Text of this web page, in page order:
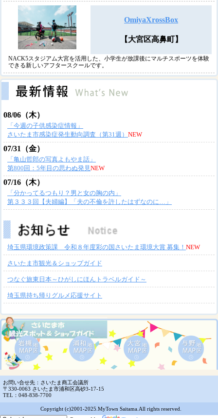
OmiyaXrossBox
【大宮区高鼻町】
NACK5スタジアム大宮を活用した、小学生が放課後にマルチスポーツを体験
できる新しいアフタースクールです。
08/06（木）
「今週の子供感染症情報」
さいたま市感染症発生動向調査（第31週） NEW
07/31（金）
「亀山哲郎の写真よもやま話」
第800回：5年目の思わぬ発見 NEW
07/16（木）
「分かってるつもり？男と女の胸の内」
第３３３回【夫婦編】「夫の不倫を許したはずなのに…」
埼玉県環境政策課 令和８年度彩の国さいたま環境大賞 募集！ NEW
さいたま市観光＆ショップガイド
つなぐ旅東日本～ひがしにほんトラベルガイド～
埼玉県持ち帰りグルメ応援サイト
お問い合せ先：さいたま商工会議所
〒330-0063 さいたま市浦和区高砂3-17-15
TEL：048-838-7700
Copyright (c)2001-2025.MyTown Saitama.All rights reserved.